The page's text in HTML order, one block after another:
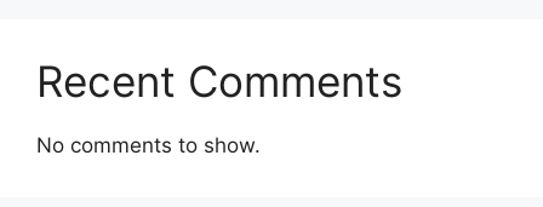
Recent Comments
No comments to show.